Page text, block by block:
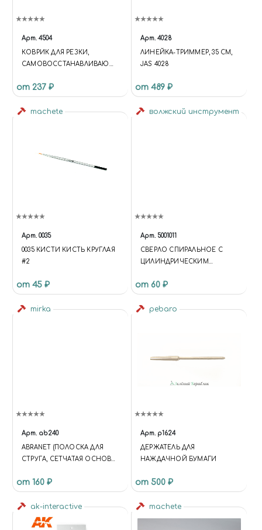
Арт. 4504
КОВРИК ДЛЯ РЕЗКИ,
САМОВОССТАНАВЛИВАЮЩ
4504
от 237 ₽
Арт. 4028
ЛИНЕЙКА-ТРИММЕР, 35 СМ,
JAS 4028
от 489 ₽
machete
Арт. 0035
0035 КИСТИ КИСТЬ КРУГЛАЯ
#2
от 45 ₽
волжский инструмент
Арт. 5001011
СВЕРЛО СПИРАЛЬНОЕ С
ЦИЛИНДРИЧЕСКИМ
от 60 ₽
mirka
Арт. ab240
ABRANET (ПОЛОСКА ДЛЯ
СТРУГА, СЕТЧАТАЯ ОСНОВА)
от 160 ₽
pebaro
Арт. p1624
ДЕРЖАТЕЛЬ ДЛЯ
НАЖДАЧНОЙ БУМАГИ
от 500 ₽
ak-interactive machete